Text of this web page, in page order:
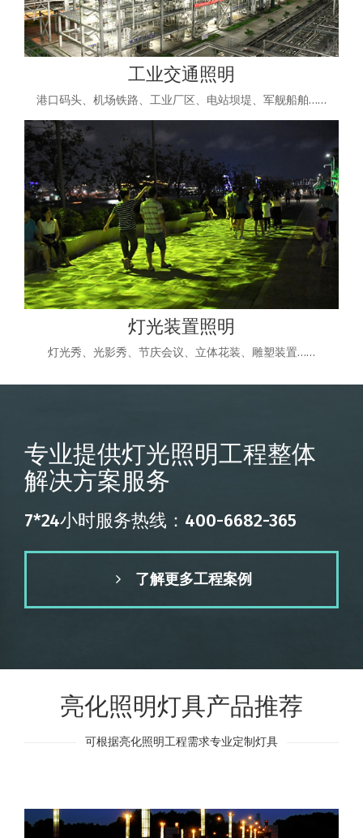
工业交通照明
港口码头、机场铁路、工业厂区、电站坝堤、军舰船舶……
灯光装置照明
灯光秀、光影秀、节庆会议、立体花装、雕塑装置……
专业提供灯光照明工程整体
解决方案服务
7*24小时服务热线：400-6682-365
了解更多工程案例
亮化照明灯具产品推荐
可根据亮化照明工程需求专业定制灯具